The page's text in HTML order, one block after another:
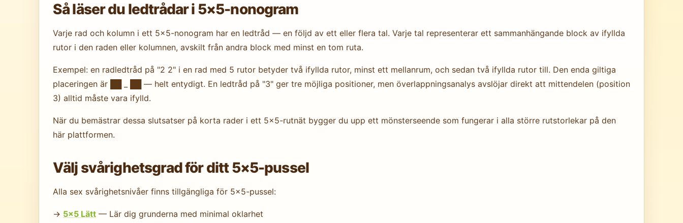
Så läser du ledtrådar i 5×5-nonogram
Varje rad och kolumn i ett 5×5-nonogram har en ledtråd — en följd av ett eller flera tal. Varje tal representerar ett sammanhängande block av ifyllda
rutor i den raden eller kolumnen, avskilt från andra block med minst en tom ruta.
Exempel: en radledtråd på "2 2" i en rad med 5 rutor betyder två ifyllda rutor, minst ett mellanrum, och sedan två ifyllda rutor till. Den enda giltiga
placeringen är ██ _ ██ — helt entydigt. En ledtråd på "3" ger tre möjliga positioner, men överlappningsanalys avslöjar direkt att mittendelen (position
3) alltid måste vara ifylld.
När du bemästrar dessa slutsatser på korta rader i ett 5×5-rutnät bygger du upp ett mönsterseende som fungerar i alla större rutstorlekar på den
här plattformen.
Välj svårighetsgrad för ditt 5×5-pussel
Alla sex svårighetsnivåer finns tillgängliga för 5×5-pussel:
→ 5×5 Lätt— Lär dig grunderna med minimal oklarhet